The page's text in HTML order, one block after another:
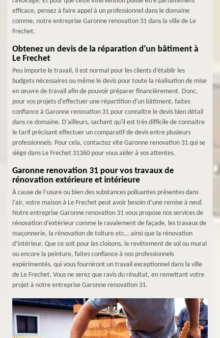
efficace, pensez à faire appel à un professionnel dans le domaine
comme, notre entreprise Garonne renovation 31 dans la ville de Le
Frechet.
Obtenez un devis de la réparation d'un bâtiment à
Le Frechet
Peu importe le travail, il est normal pour les clients d'établir les
budgets nécessaires ou même le devis pour toute la réalisation de mise
en œuvre de travail afin de pouvoir préparer financièrement. Donc,
pour vos projets d'effectuer une répartition d'un bâtiment, faites
confiance à Garonne renovation 31 pour connaître le devis bien détail
dans ce domaine. D'ailleurs, sachant qu'il est très difficile de connaitre
le tarif précisant effectuer un comparatif de devis entre plusieurs
professionnels. Pour cela, contactez vite Garonne renovation 31 qui se
siège dans Le Frechet 31360 pour vous aider à vos attentes.
Garonne renovation 31 pour vos travaux de
rénovation extérieure et intérieure
À cause de l’usure ou bien des substances polluantes présentes dans
l’air, votre maison à Le Frechet peut avoir besoin d’une remise à neuf.
Notre entreprise Garonne renovation 31 vous propose nos services de
rénovation d’extérieur comme le ravalement de façade, les travaux de
maçonnerie, la rénovation de toiture etc… ainsi que la rénovation
d’intérieur. Que ce soit pour les cloisons, le revêtement de sol ou mural
ou encore la peinture, faites confiance à nos professionnels
expérimentés, qui vous fourniront un travail exceptionnel dans la ville
de Le Frechet. Vous ne serez que ravis du résultat, en remettant votre
projet à notre entreprise Garonne renovation 31.